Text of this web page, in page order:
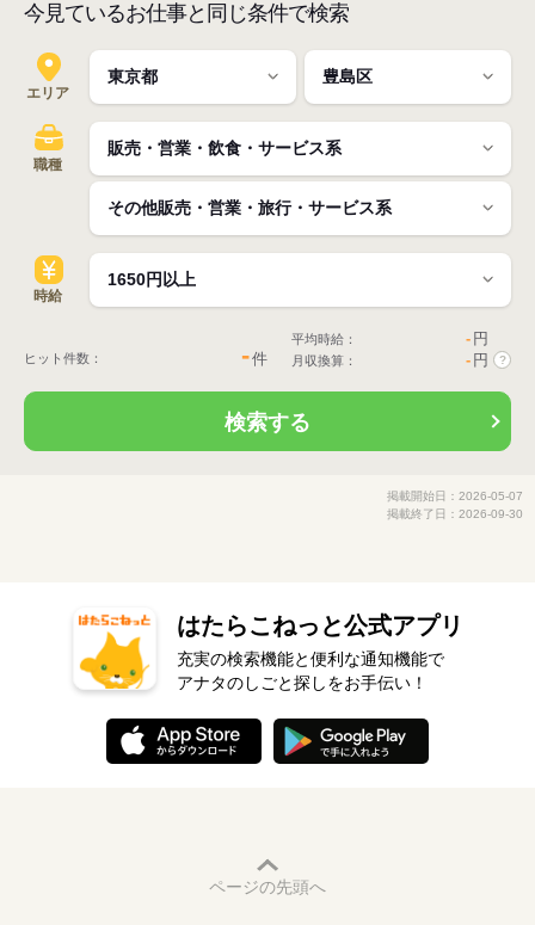
今見ているお仕事と同じ条件で検索
エリア
職種
時給
ヒット件数： -件
平均時給： - 円
月収換算： - 円 ?
検索する
掲載開始日：2026-05-07
掲載終了日：2026-09-30
はたらこねっと公式アプリ
充実の検索機能と便利な通知機能で
アナタのしごと探しをお手伝い！
ページの先頭へ